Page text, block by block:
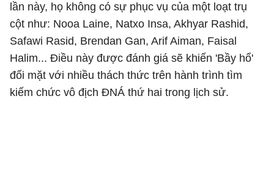
lần này, họ không có sự phục vụ của một loạt trụ
cột như: Nooa Laine, Natxo Insa, Akhyar Rashid,
Safawi Rasid, Brendan Gan, Arif Aiman, Faisal
Halim... Điều này được đánh giá sẽ khiến 'Bầy hổ'
đối mặt với nhiều thách thức trên hành trình tìm
kiếm chức vô địch ĐNÁ thứ hai trong lịch sử.